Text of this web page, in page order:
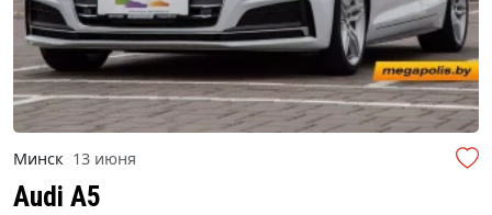
Минск 13 июня
Audi A5